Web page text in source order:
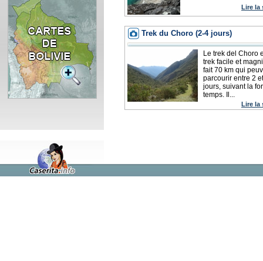
Lire la
Trek du Choro (2-4 jours)
Le trek del Choro
trek facile et
fait 70 km qui
parcourir entre 2
jours, suivant la
temps. Il...
Lire la